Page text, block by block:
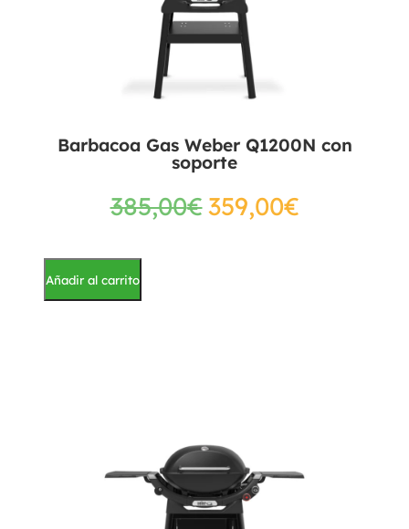
Barbacoa Gas Weber Q1200N con
soporte
385,00€359,00€
Añadir al carrito